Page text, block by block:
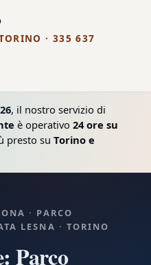
· 335 637
, il nostro servizio di
è operativo 24 ore su
presto su Torino e
· PARCO
LESNA · TORINO
Parco